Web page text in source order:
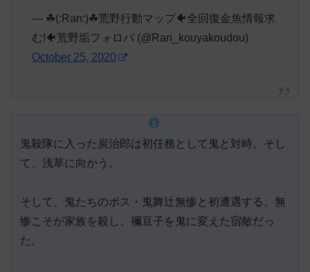
— ☘(:Ran:)☘荒野行動マップ🐠全回復金魚情報求
む!🐠荒野垢フォロバ (@Ran_kouyakoudou)
October 25, 2020
鬼殺隊に入った炭治郎は初任務として鬼と対峙。そし
て、浅草に向かう。
そして、鬼たちのボス・鬼舞辻無惨と初遭遇する。無
惨こそが家族を殺し、禰豆子を鬼に変えた宿敵だっ
た。